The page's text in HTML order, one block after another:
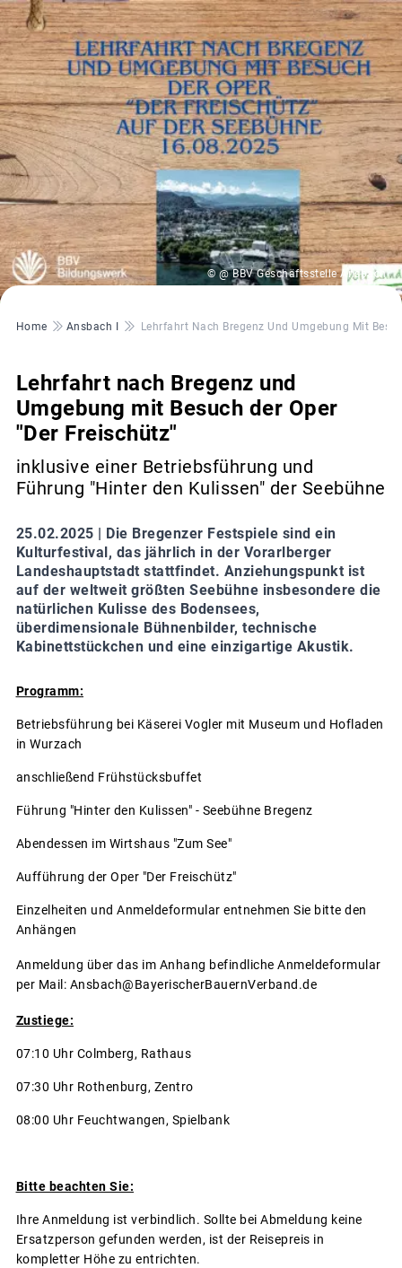
© @ BBV Geschäftsstelle Ansbach
Pfadnavigation
Home Ansbach I Lehrfahrt Nach Bregenz Und Umgebung Mit
Lehrfahrt nach Bregenz und
Umgebung mit Besuch der Oper
"Der Freischütz"
inklusive einer Betriebsführung und
Führung "Hinter den Kulissen" der Seebühne
25.02.2025 | Die Bregenzer Festspiele sind ein
Kulturfestival, das jährlich in der Vorarlberger
Landeshauptstadt stattfindet. Anziehungspunkt ist
auf der weltweit größten Seebühne insbesondere die
natürlichen Kulisse des Bodensees,
überdimensionale Bühnenbilder, technische
Kabinettstückchen und eine einzigartige Akustik.
Programm:
Betriebsführung bei Käserei Vogler mit Museum und Hofladen
in Wurzach
anschließend Frühstücksbuffet
Führung "Hinter den Kulissen" - Seebühne Bregenz
Abendessen im Wirtshaus "Zum See"
Aufführung der Oper "Der Freischütz"
Einzelheiten und Anmeldeformular entnehmen Sie bitte den
Anhängen
Anmeldung über das im Anhang befindliche Anmeldeformular
per Mail: Ansbach@BayerischerBauernVerband.de
Zustiege:
07:10 Uhr Colmberg, Rathaus
07:30 Uhr Rothenburg, Zentro
08:00 Uhr Feuchtwangen, Spielbank
Bitte beachten Sie:
Ihre Anmeldung ist verbindlich. Sollte bei Abmeldung keine
Ersatzperson gefunden werden, ist der Reisepreis in
kompletter Höhe zu entrichten.